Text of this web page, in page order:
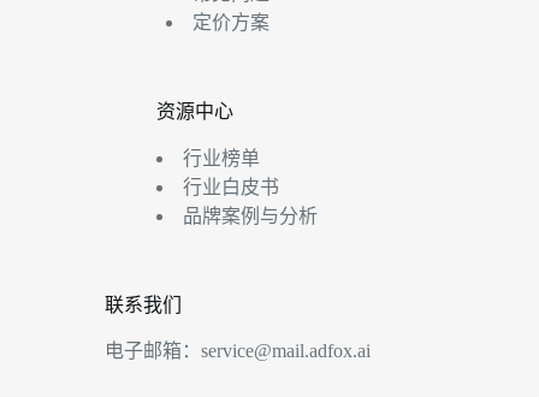
定价方案
资源中心
行业榜单
行业白皮书
品牌案例与分析
联系我们
电子邮箱： service@mail.adfox.ai